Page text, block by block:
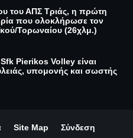
του ΑΠΣ Τριάς, η πρώτη
που ολοκλήρωσε τον
Τορωναίου (26χλμ.)
Sfk Pierikos Volley είναι
υπομονής και σωστής
Site Map Σύνδεση